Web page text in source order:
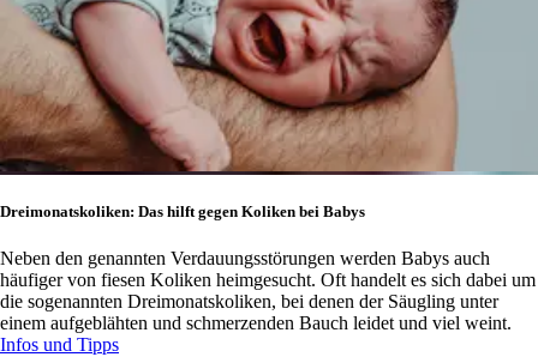
Dreimonatskoliken: Das hilft gegen Koliken bei Babys
Neben den genannten Verdauungsstörungen werden Babys auch
häufiger von fiesen Koliken heimgesucht. Oft handelt es sich dabei um
die sogenannten Dreimonatskoliken, bei denen der Säugling unter
einem aufgeblähten und schmerzenden Bauch leidet und viel weint.
Infos und Tipps